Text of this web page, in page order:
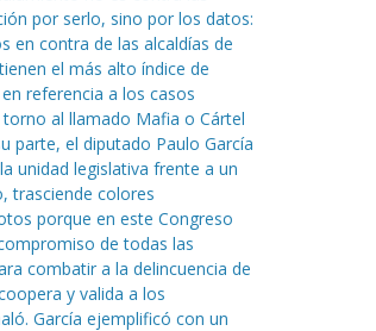
por serlo, sino por los datos:
en contra de las alcaldías de
el más alto índice de
referencia a los casos
al llamado Mafia o Cártel
parte, el diputado Paulo García
unidad legislativa frente a un
trasciende colores
porque en este Congreso
de todas las
combatir a la delincuencia de
y valida a los
García ejemplificó con un